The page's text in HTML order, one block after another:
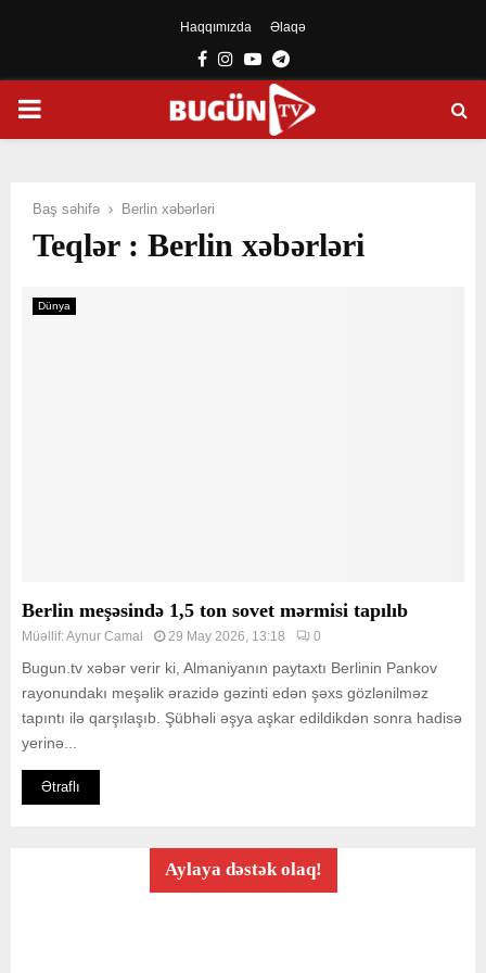
Haqqımızda Əlaqə
Facebook
Instagram
YoutubeTelegram
PRIMARY
Baş səhifə Berlin xəbərləri
Teqlər : Berlin xəbərləri
Dünya
Berlin meşəsində 1,5 ton sovet mərmisi tapılıb
Müəllif:Aynur Camal 29 May 2026, 13:18 0
Bugun.tv xəbər verir ki, Almaniyanın paytaxtı Berlinin Pankov
rayonundakı meşəlik ərazidə gəzinti edən şəxs gözlənilməz
tapıntı ilə qarşılaşıb. Şübhəli əşya aşkar edildikdən sonra hadisə
yerinə...
Ətraflı
Aylaya dəstək olaq!